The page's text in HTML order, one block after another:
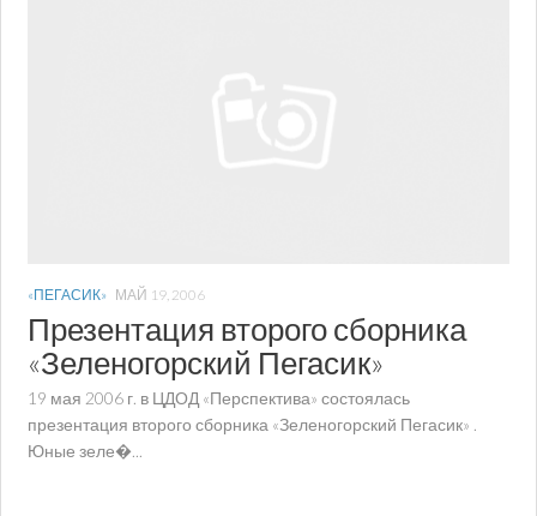
«ПЕГАСИК» МАЙ 19, 2006
Презентация второго сборника
«Зеленогорский Пегасик»
19 мая 2006 г. в ЦДОД «Перспектива» состоялась
презентация второго сборника «Зеленогорский Пегасик» .
Юные зеле�...